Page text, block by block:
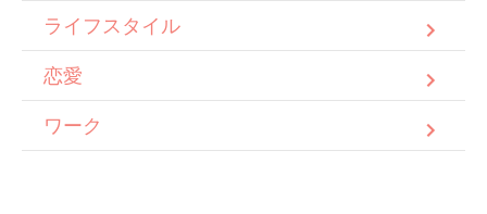
ライフスタイル
恋愛
ワーク